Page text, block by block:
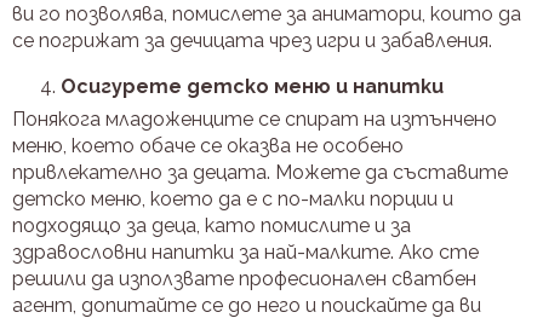
ви го позволява, помислете за аниматори, които да
се погрижат за дечицата чрез игри и забавления.
Осигурете детско меню и напитки
Понякога младоженците се спират на изтънчено
меню, което обаче се оказва не особено
привлекателно за децата. Можете да съставите
детско меню, което да е с по-малки порции и
подходящо за деца, като помислите и за
здравословни напитки за най-малките. Ако сте
решили да използвате професионален сватбен
агент, допитайте се до него и поискайте да ви